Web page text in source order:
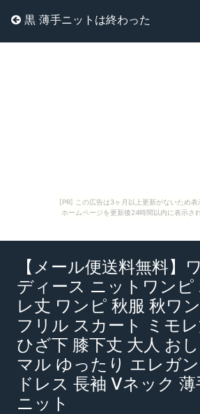
[PR] この広告は3ヶ月以上更新がないため表
ホームページを更新後24時間以内に表示さ
黒 薄手ニットは終わった
【メール便送料無料】
ディース ニットワンピ
レ丈 ワンピ 秋服 秋ワ
フリル スカート ミモ
ひざ下 膝下丈 大人 お
マル ゆったり エレガ
ドレス 長袖 Vネック
ニット